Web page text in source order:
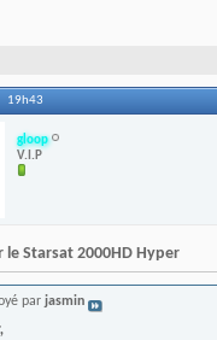
19h43
gloop
V.I.P
le Starsat 2000HD Hyper
par jasmin